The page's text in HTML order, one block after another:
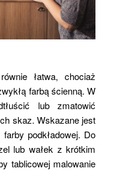
łatwa, chociaż
farbą ścienną. W
lub zmatowić
skaz. Wskazane jest
podkładowej. Do
lub wałek z krótkim
tablicowej malowanie